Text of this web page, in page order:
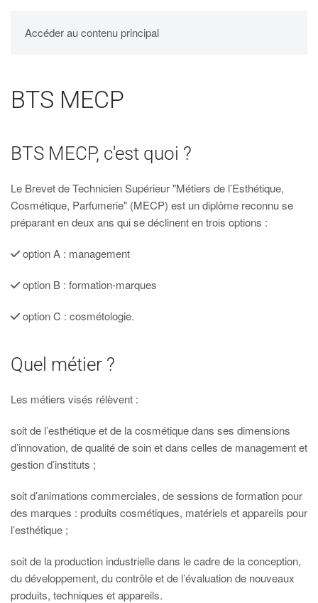
Accéder au contenu principal
UPBM
BTS MECP
BTS MECP, c'est quoi ?
Le Brevet de Technicien Supérieur "Métiers de l’Esthétique,
Cosmétique, Parfumerie" (MECP) est un diplôme reconnu se
préparant en deux ans qui se déclinent en trois options :
option A : management
option B : formation-marques
option C : cosmétologie.
Quel métier ?
Les métiers visés rélèvent :
soit de l’esthétique et de la cosmétique dans ses dimensions
d’innovation, de qualité de soin et dans celles de management et
gestion d’instituts ;
soit d’animations commerciales, de sessions de formation pour
des marques : produits cosmétiques, matériels et appareils pour
l’esthétique ;
soit de la production industrielle dans le cadre de la conception,
du développement, du contrôle et de l’évaluation de nouveaux
produits, techniques et appareils.